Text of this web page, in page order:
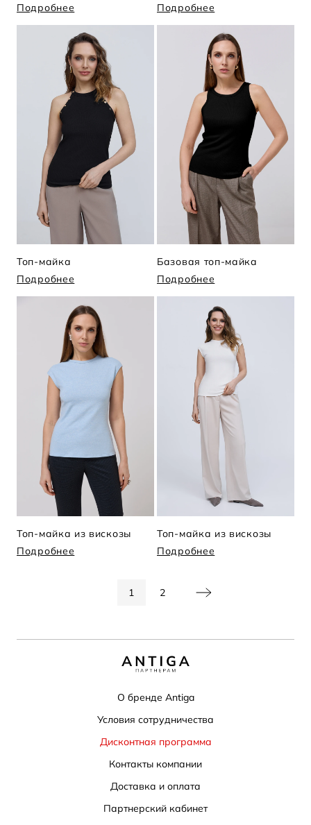
Подробнее
Подробнее
Топ-майка
Подробнее
Базовая топ-майка
Подробнее
Топ-майка из вискозы
Подробнее
Топ-майка из вискозы
Подробнее
1 2
О бренде Antiga
Условия сотрудничества
Дисконтная программа
Контакты компании
Доставка и оплата
Партнерский кабинет